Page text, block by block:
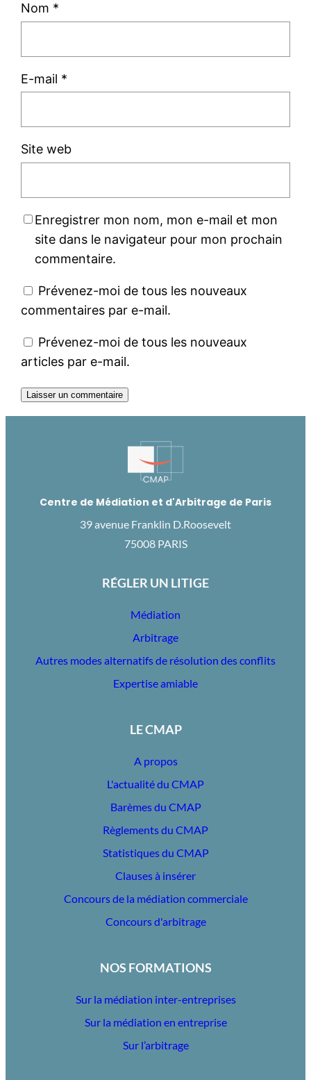
Nom *
E-mail *
Site web
Enregistrer mon nom, mon e-mail et mon
site dans le navigateur pour mon prochain
commentaire.
Prévenez-moi de tous les nouveaux
commentaires par e-mail.
Prévenez-moi de tous les nouveaux
articles par e-mail.
Centre de Médiation et d'Arbitrage de Paris
39 avenue Franklin D.Roosevelt
75008 PARIS
RÉGLER UN LITIGE
Médiation
Arbitrage
Autres modes alternatifs de résolution des conflits
Expertise amiable
LE CMAP
A propos
L'actualité du CMAP
Barèmes du CMAP
Règlements du CMAP
Statistiques du CMAP
Clauses à insérer
Concours de la médiation commerciale
Concours d'arbitrage
NOS FORMATIONS
Sur la médiation inter-entreprises
Sur la médiation en entreprise
Sur l’arbitrage